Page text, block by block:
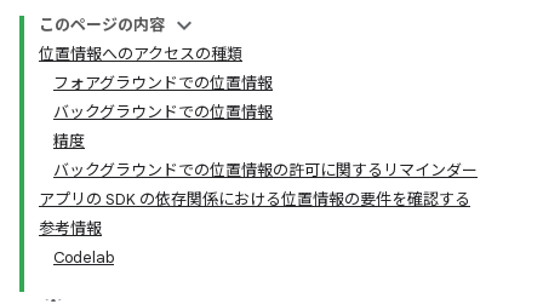
このページの内容
位置情報へのアクセスの種類
フォアグラウンドでの位置情報
バックグラウンドでの位置情報
精度
バックグラウンドでの位置情報の許可に関するリマインダー
アプリの SDK の依存関係における位置情報の要件を確認する
参考情報
Codelab